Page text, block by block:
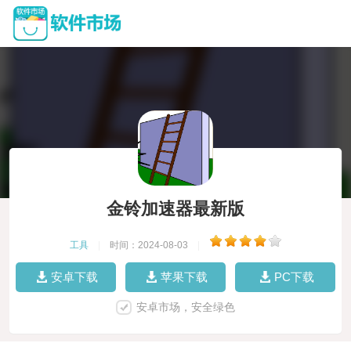
金铃加速器最新版
工具 时间：2024-08-03
安卓下载 苹果下载 PC下载
安卓市场，安全绿色